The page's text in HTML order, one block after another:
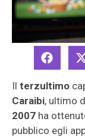
Il terzultimo
Caraibi, ultimo
2007 ha
pubblico egli